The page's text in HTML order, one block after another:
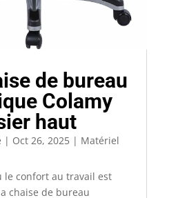
de bureau
Colamy
haut
| Oct 26, 2025| Matériel
le confort au travail est
chaise de bureau